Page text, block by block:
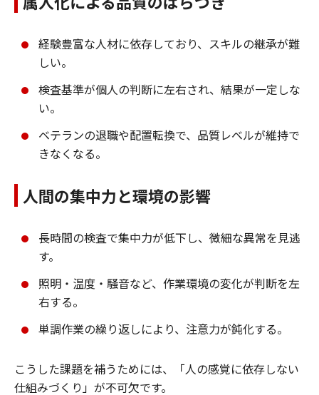
経験豊富な人材に依存しており、スキルの継承が難
しい。
検査基準が個人の判断に左右され、結果が一定しな
い。
ベテランの退職や配置転換で、品質レベルが維持で
きなくなる。
人間の集中力と環境の影響
長時間の検査で集中力が低下し、微細な異常を見逃
す。
照明・温度・騒音など、作業環境の変化が判断を左
右する。
単調作業の繰り返しにより、注意力が鈍化する。
こうした課題を補うためには、「人の感覚に依存しない
仕組みづくり」が不可欠です。